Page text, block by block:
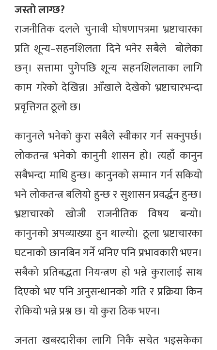
जस्तो लाग्छ?
राजनीतिक दलले चुनावी घोषणापत्रमा भ्रष्टाचारका
प्रति शून्य–सहनशिलता दिने भनेर सबैले बोलेका
छन्। सत्तामा पुगेपछि शून्य सहनशिलताका लागि
काम गरेको देखिन्न। आँखाले देखेको भ्रष्टाचारभन्दा
प्रवृत्तिगत ठूलो छ।
कानुनले भनेको कुरा सबैले स्वीकार गर्न सक्नुपर्छ।
लोकतन्त्र भनेको कानुनी शासन हो। त्यहाँ कानुन
सबैभन्दा माथि हुन्छ। कानुनको सम्मान गर्न सकियो
भने लोकतन्त्र बलियो हुन्छ र सुशासन प्रवर्द्धन हुन्छ।
भ्रष्टाचारको खोजी राजनीतिक विषय बन्यो।
कानुनको अपव्याख्या हुन थाल्यो। ठूला भ्रष्टाचारका
घटनाको छानबिन गर्ने भनिए पनि प्रभावकारी भएन।
सबैको प्रतिबद्धता नियन्त्रण हो भन्ने कुरालाई साथ
दिएको भए पनि अनुसन्धानको गति र प्रक्रिया किन
रोकियो भन्ने प्रश्न छ। यो कुरा ठिक भएन।
जनता खबरदारीका लागि निकै सचेत भइसकेका